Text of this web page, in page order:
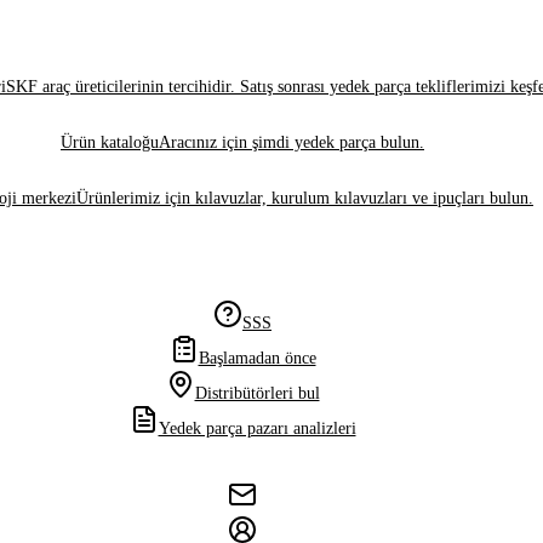
SKF araç üreticilerinin tercihidir. Satış sonrası yedek parça tekliflerimizi
Ürün kataloğuAracınız için şimdi yedek parça bulun.
merkeziÜrünlerimiz için kılavuzlar, kurulum kılavuzları ve ipuçları bulun.
SSS
Başlamadan önce
Distribütörleri bul
Yedek parça pazarı analizleri